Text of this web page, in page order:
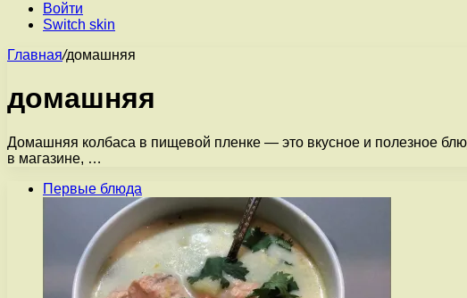
Войти
Switch skin
Главная/домашняя
домашняя
Домашняя колбаса в пищевой пленке — это вкусное и полезное
в магазине, …
Первые блюда